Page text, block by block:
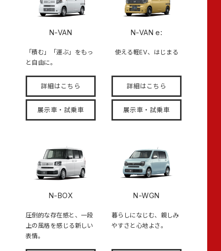
N-VAN
「積む」「運ぶ」をもっ
と自由に。
詳細はこちら
展示車・試乗車
N-VAN e:
使える軽EV、はじまる
詳細はこちら
展示車・試乗車
N-BOX
圧倒的な存在感と、一段
上の風格を感じる新しい
表情。
N-WGN
暮らしになじむ、親しみ
やすさと心地よさ。